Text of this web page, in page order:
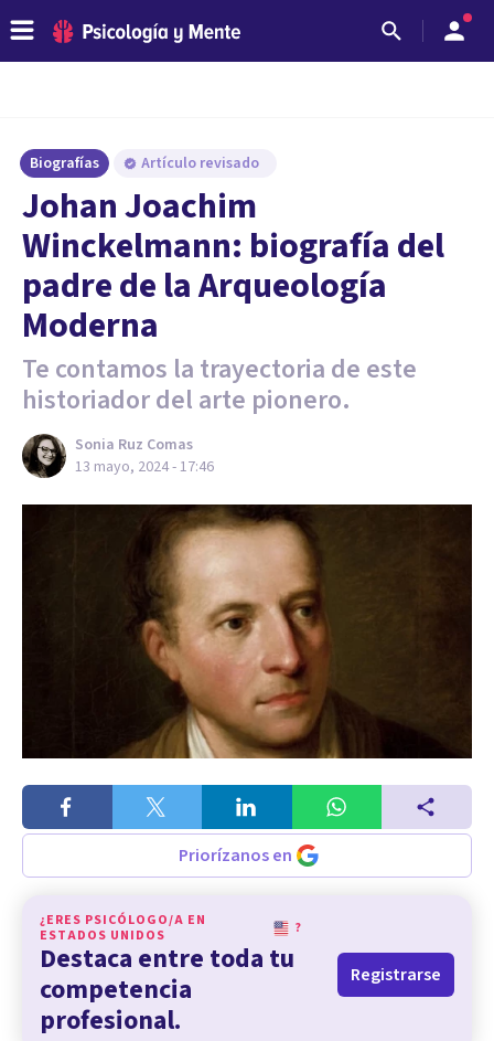
Biografías Artículo revisado
Johan Joachim
Winckelmann: biografía del
padre de la Arqueología
Moderna
Te contamos la trayectoria de este
historiador del arte pionero.
Sonia Ruz Comas
13 mayo, 2024 - 17:46
Priorízanos en
¿ERES PSICÓLOGO/A EN
ESTADOS UNIDOS
?
Destaca entre toda tu
competencia
profesional.
Registrarse